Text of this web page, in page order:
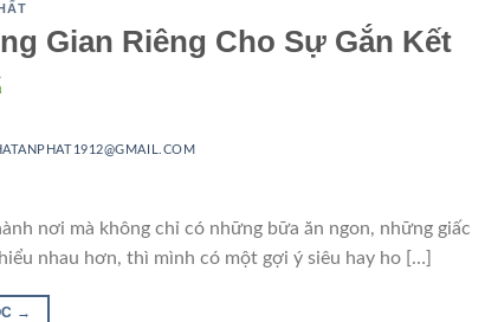
Gian Riêng Cho Sự Gắn Kết
nơi mà không chỉ có những bữa ăn ngon, những giấc
nhau hơn, thì mình có một gợi ý siêu hay ho […]
→